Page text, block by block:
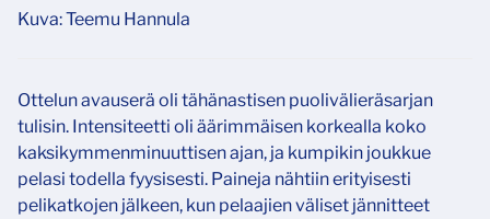
Kuva: Teemu Hannula
Ottelun avauserä oli tähänastisen puolivälieräsarjan
tulisin. Intensiteetti oli äärimmäisen korkealla koko
kaksikymmenminuuttisen ajan, ja kumpikin joukkue
pelasi todella fyysisesti. Paineja nähtiin erityisesti
pelikatkojen jälkeen, kun pelaajien väliset jännitteet